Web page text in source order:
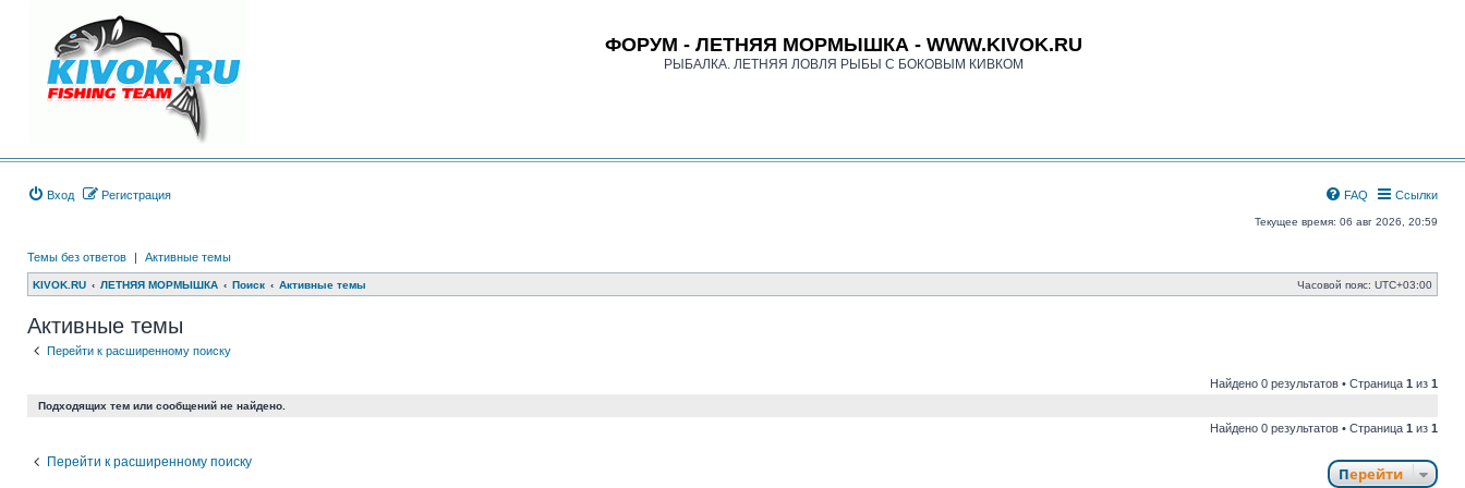
ФОРУМ - ЛЕТНЯЯ МОРМЫШКА - WWW.KIVOK.RU
РЫБАЛКА. ЛЕТНЯЯ ЛОВЛЯ РЫБЫ С БОКОВЫМ КИВКОМ
Вход Регистрация Ссылки
FAQ
Текущее время: 06 авг 2026, 20:59
Темы без ответов | Активные темы
KIVOK.RU ЛЕТНЯЯ МОРМЫШКА Поиск Активные темы Часовой пояс: UTC+03:00
Активные темы
Перейти к расширенному поиску
Найдено 0 результатов • Страница 1 из 1
Подходящих тем или сообщений не найдено.
Найдено 0 результатов • Страница 1 из 1
Перейти к расширенному поиску
Перейти